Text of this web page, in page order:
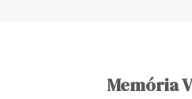
Memória